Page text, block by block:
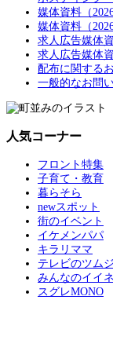
媒体資料（
媒体資料（
求人広告媒体
求人広告媒体
配布に関する
一般的なお問
人気コーナー
フロント特集
子育て・教育
暮らそら
newスポット
街のイベント
イケメンパパ
キラリママ
テレビのツムジ
みんなのイイネ
スグレMONO